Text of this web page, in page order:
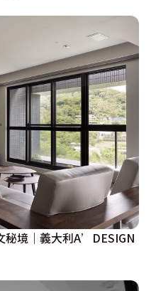
秘境｜義大利A’DESIGN